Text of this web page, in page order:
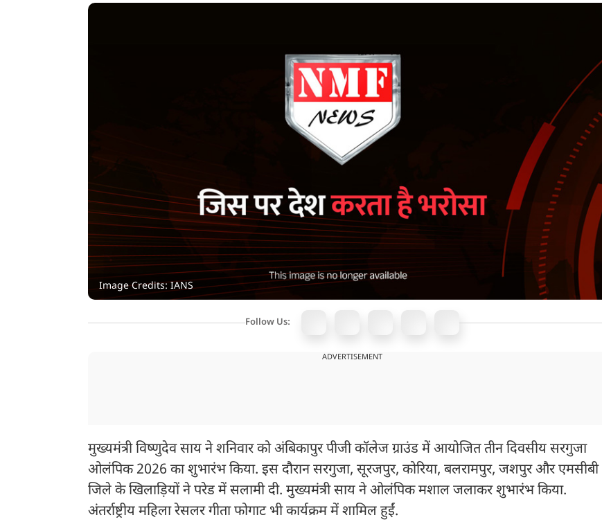
Image Credits: IANS
Follow Us:
ADVERTISEMENT
मुख्यमंत्री विष्णुदेव साय ने शनिवार को अंबिकापुर पीजी कॉलेज ग्राउंड में आयोजित तीन दिवसीय सरगुजा
ओलंपिक 2026 का शुभारंभ किया. इस दौरान सरगुजा, सूरजपुर, कोरिया, बलरामपुर, जशपुर और एमसीबी
जिले के खिलाड़ियों ने परेड में सलामी दी. मुख्यमंत्री साय ने ओलंपिक मशाल जलाकर शुभारंभ किया.
अंतर्राष्ट्रीय महिला रेसलर गीता फोगाट भी कार्यक्रम में शामिल हुईं.